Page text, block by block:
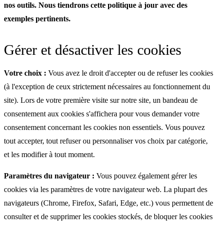
nos outils. Nous tiendrons cette politique à jour avec des
exemples pertinents.
Gérer et désactiver les cookies
Votre choix : Vous avez le droit d'accepter ou de refuser les cookies
(à l'exception de ceux strictement nécessaires au fonctionnement du
site). Lors de votre première visite sur notre site, un bandeau de
consentement aux cookies s'affichera pour vous demander votre
consentement concernant les cookies non essentiels. Vous pouvez
tout accepter, tout refuser ou personnaliser vos choix par catégorie,
et les modifier à tout moment.
Paramètres du navigateur : Vous pouvez également gérer les
cookies via les paramètres de votre navigateur web. La plupart des
navigateurs (Chrome, Firefox, Safari, Edge, etc.) vous permettent de
consulter et de supprimer les cookies stockés, de bloquer les cookies